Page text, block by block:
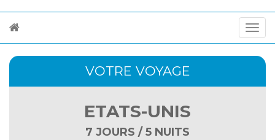
VOTRE VOYAGE
ETATS-UNIS
7 JOURS / 5 NUITS